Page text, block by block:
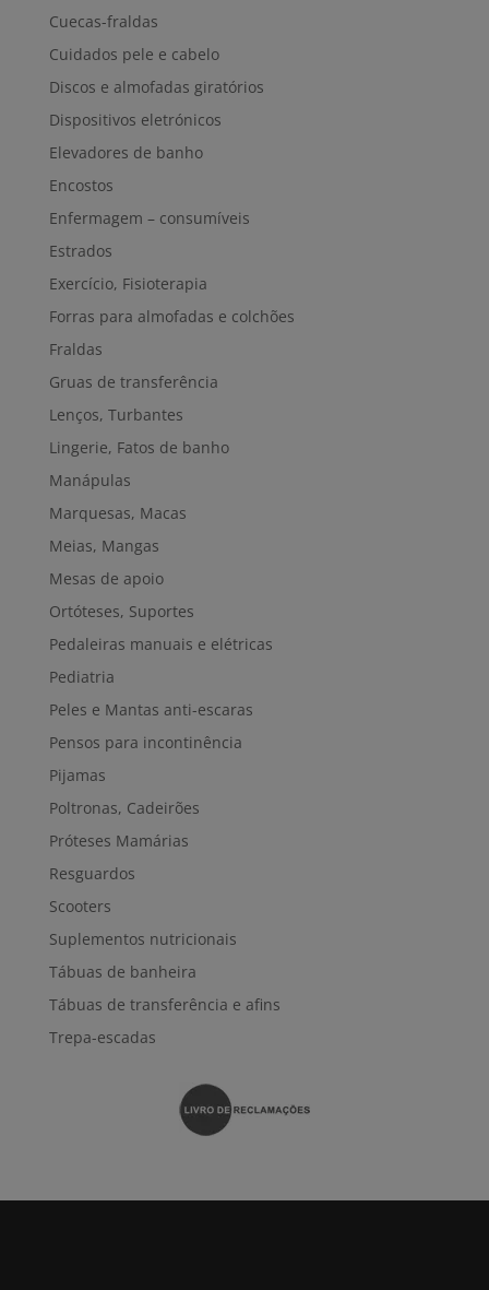
Cuecas-fraldas
Cuidados pele e cabelo
Discos e almofadas giratórios
Dispositivos eletrónicos
Elevadores de banho
Encostos
Enfermagem – consumíveis
Estrados
Exercício, Fisioterapia
Forras para almofadas e colchões
Fraldas
Gruas de transferência
Lenços, Turbantes
Lingerie, Fatos de banho
Manápulas
Marquesas, Macas
Meias, Mangas
Mesas de apoio
Ortóteses, Suportes
Pedaleiras manuais e elétricas
Pediatria
Peles e Mantas anti-escaras
Pensos para incontinência
Pijamas
Poltronas, Cadeirões
Próteses Mamárias
Resguardos
Scooters
Suplementos nutricionais
Tábuas de banheira
Tábuas de transferência e afins
Trepa-escadas